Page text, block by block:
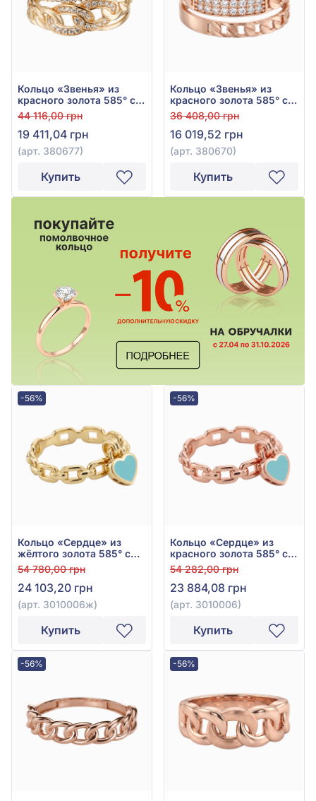
Кольцо «Звенья» из
красного золота 585° с
фианитом, арт. 380677
44 116,00 грн
19 411,04 грн
(арт. 380677)
Купить
Кольцо «Звенья» из
красного золота 585° с
фианитом, арт. 380670
36 408,00 грн
16 019,52 грн
(арт. 380670)
Купить
-56%
Кольцо «Сердце» из
жёлтого золота 585° с
бирюзовой эмалью, арт.
3010006ж
54 780,00 грн
24 103,20 грн
(арт. 3010006ж)
Купить
-56%
Кольцо «Сердце» из
красного золота 585° с
бирюзовой эмалью, арт.
3010006
54 282,00 грн
23 884,08 грн
(арт. 3010006)
Купить
-56% -56%